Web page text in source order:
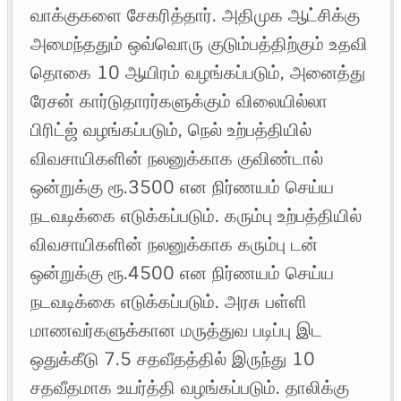
வாக்குகளை சேகரித்தார். அதிமுக ஆட்சிக்கு
அமைந்ததும் ஒவ்வொரு குடும்பத்திற்கும் உதவி
தொகை 10 ஆயிரம் வழங்கப்படும், அனைத்து
ரேசன் கார்டுதாரர்களுக்கும் விலையில்லா
பிரிட்ஜ் வழங்கப்படும், நெல் உற்பத்தியில்
விவசாயிகளின் நலனுக்காக குவிண்டால்
ஒன்றுக்கு ரூ.3500 என நிர்ணயம் செய்ய
நடவடிக்கை எடுக்கப்படும். கரும்பு உற்பத்தியில்
விவசாயிகளின் நலனுக்காக கரும்பு டன்
ஒன்றுக்கு ரூ.4500 என நிர்ணயம் செய்ய
நடவடிக்கை எடுக்கப்படும். அரசு பள்ளி
மாணவர்களுக்கான மருத்துவ படிப்பு இட
ஒதுக்கீடு 7.5 சதவீதத்தில் இருந்து 10
சதவீதமாக உயர்த்தி வழங்கப்படும். தாலிக்கு